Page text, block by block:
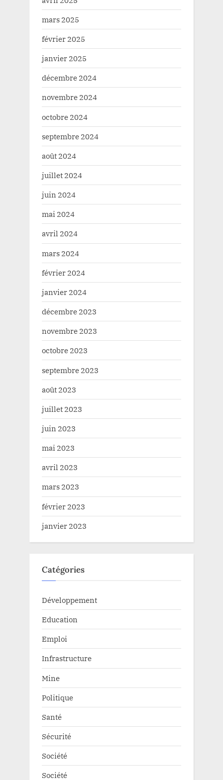
mars 2025
février 2025
janvier 2025
décembre 2024
novembre 2024
octobre 2024
septembre 2024
août 2024
juillet 2024
juin 2024
mai 2024
avril 2024
mars 2024
février 2024
janvier 2024
décembre 2023
novembre 2023
octobre 2023
septembre 2023
août 2023
juillet 2023
juin 2023
mai 2023
avril 2023
mars 2023
février 2023
janvier 2023
Catégories
Développement
Education
Emploi
Infrastructure
Mine
Politique
Santé
Sécurité
Société
Société